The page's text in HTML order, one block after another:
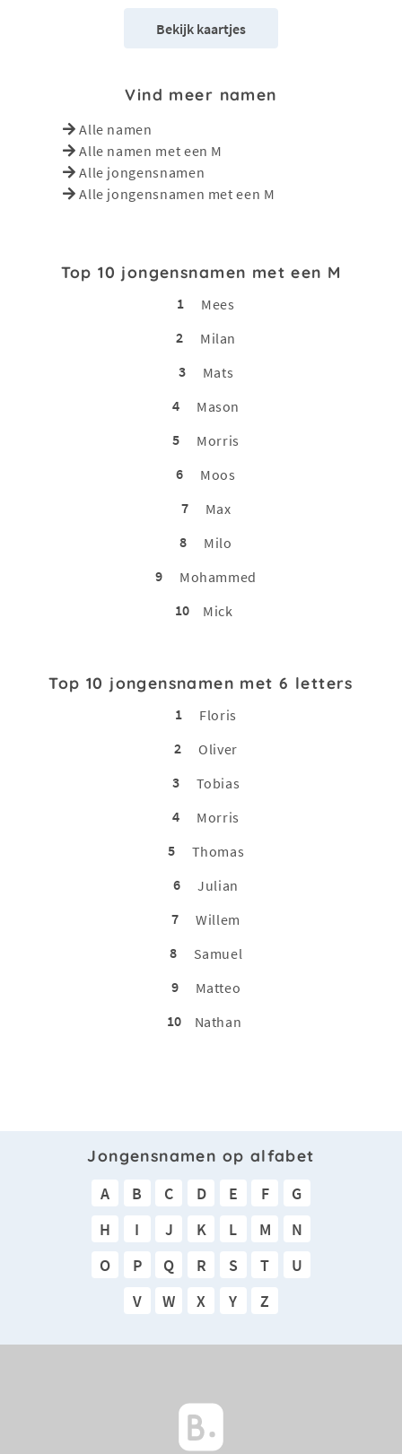
Bekijk kaartjes
Vind meer namen
Alle namen
Alle namen met een M
Alle jongensnamen
Alle jongensnamen met een M
Top 10 jongensnamen met een M
1
Mees
2
Milan
3
Mats
4
Mason
5
Morris
6
Moos
7
Max
8
Milo
9
Mohammed
10
Mick
Top 10 jongensnamen met 6 letters
1
Floris
2
Oliver
3
Tobias
4
Morris
5
Thomas
6
Julian
7
Willem
8
Samuel
9
Matteo
10
Nathan
Jongensnamen op alfabet
A B C D E F
G
H
I J K L M
N
O
P Q R S T
U
V
W X Y Z